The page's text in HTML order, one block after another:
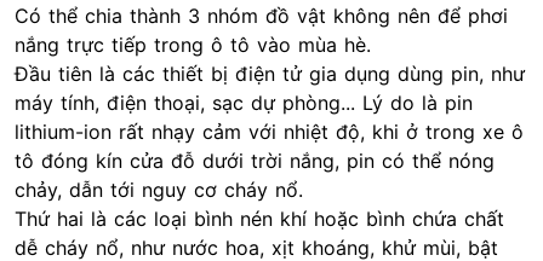
Có thể chia thành 3 nhóm đồ vật không nên để phơi
nắng trực tiếp trong ô tô vào mùa hè.
Đầu tiên là các thiết bị điện tử gia dụng dùng pin, như
máy tính, điện thoại, sạc dự phòng... Lý do là pin
lithium-ion rất nhạy cảm với nhiệt độ, khi ở trong xe ô
tô đóng kín cửa đỗ dưới trời nắng, pin có thể nóng
chảy, dẫn tới nguy cơ cháy nổ.
Thứ hai là các loại bình nén khí hoặc bình chứa chất
dễ cháy nổ, như nước hoa, xịt khoáng, khử mùi, bật